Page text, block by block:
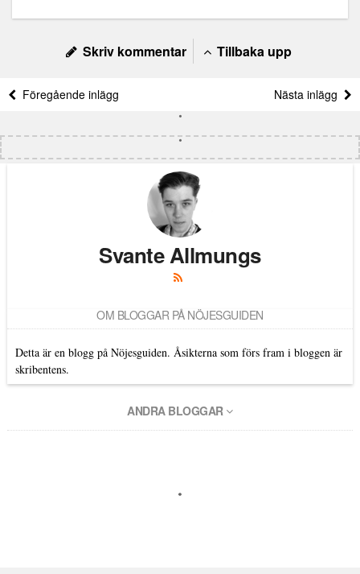
Skriv kommentar Tillbaka upp
Föregående inlägg Nästa inlägg
Svante Allmungs
OM BLOGGAR PÅ NÖJESGUIDEN
Detta är en blogg på Nöjesguiden. Åsikterna som förs fram i bloggen är
skribentens.
ANDRA BLOGGAR